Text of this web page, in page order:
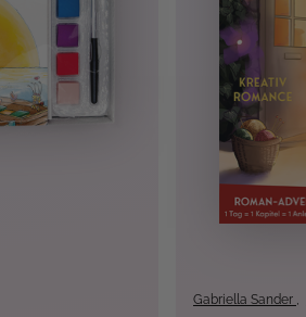
Gabriella Sander